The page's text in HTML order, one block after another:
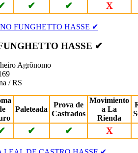
✔ ✔ X
HASSE ✔
Agrônomo
/ RS
Paleteada
Prova de
Castrados
Movimiento
a La
Rienda
✔ ✔ X